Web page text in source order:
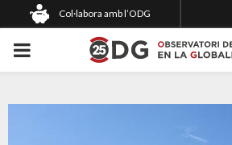
Col·labora amb l’ODG
PRIMARY